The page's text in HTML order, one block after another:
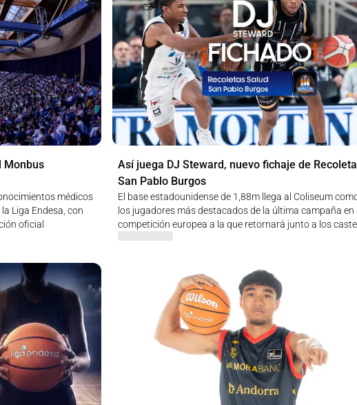
Monbus
médicos
Liga Endesa, con
oficial
Así juega DJ Steward, nuevo fichaje de
San Pablo Burgos
El base estadounidense de 1,88m llega al Coliseum
los jugadores más destacados de la última campaña en
competición europea a la que retornará junto a los